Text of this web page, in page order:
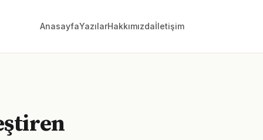
AnasayfaYazılarHakkımızdaİletişim